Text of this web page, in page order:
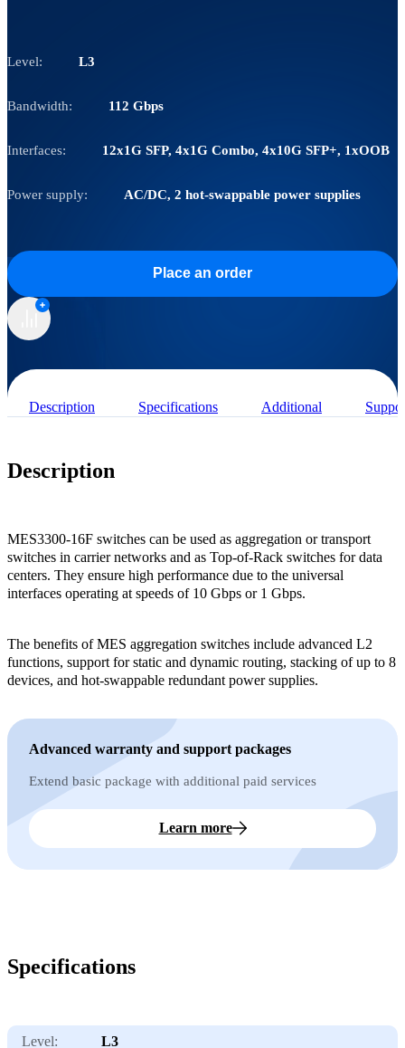
Level: L3
Bandwidth: 112 Gbps
Interfaces: 12x1G SFP, 4x1G Combo, 4x10G SFP+, 1xOOB
Power supply: AC/DC, 2 hot-swappable power supplies
Place an order
Description Specifications Additional
Description
MES3300-16F switches can be used as aggregation or transport
switches in carrier networks and as Top-of-Rack switches for data
centers. They ensure high performance due to the universal
interfaces operating at speeds of 10 Gbps or 1 Gbps.
The benefits of MES aggregation switches include advanced L2
functions, support for static and dynamic routing, stacking of up to 8
devices, and hot-swappable redundant power supplies.
Advanced warranty and support packages
Extend basic package with additional paid services
Learn more
Specifications
Level: L3